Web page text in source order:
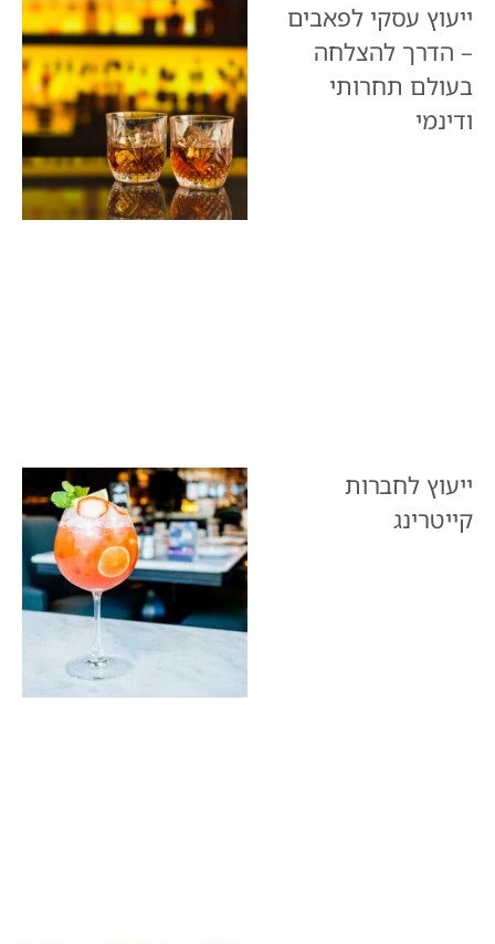
ייעוץ עסקי לפאבים
– הדרך להצלחה
בעולם תחרותי
ודינמי
ייעוץ לחברות
קייטרינג